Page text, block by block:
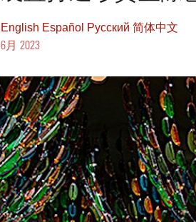
English Español Pусский 简体中文
6月 2023